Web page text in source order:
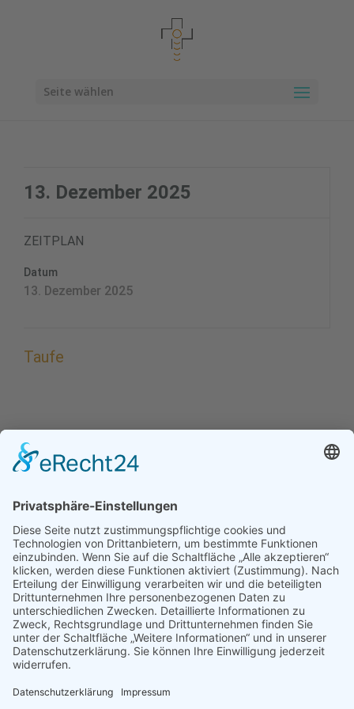
Seite wählen
13. Dezember 2025
ZEITPLAN
Datum
13. Dezember 2025
Taufe
14.00 Uhr Taufe
in der Kirche Zwölf Apostel.
Wir bieten feste Tauftermine an, an denen bis zu
maximal drei Kinder getauft werden können.
Wir bitten Sie, wenn Sie ein Kind taufen lassen wollen,
sich mit dem Pfarrbüro in Verbindung zu setzen.
Grundsätzlich sind auch im Rahmen der Gottesdienste,
am Sonntag um 9.45 Uhr in Zwölf Apostel bzw. um
11.00 Uhr in Heilig Geist, Taufen möglich.
Ort: